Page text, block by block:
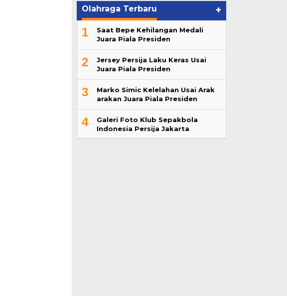
Olahraga Terbaru +
1
Saat Bepe Kehilangan Medali
Juara Piala Presiden
2
Jersey Persija Laku Keras Usai
Juara Piala Presiden
3
Marko Simic Kelelahan Usai Arak
arakan Juara Piala Presiden
4
Galeri Foto Klub Sepakbola
Indonesia Persija Jakarta